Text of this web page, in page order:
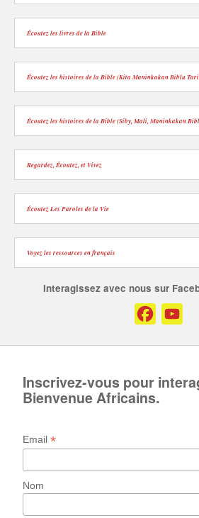
Écoutez les livres de la Bible
Écoutez les histoires de la Bible (Kita Maninkakan Biblu
Écoutez les histoires de la Bible (Siby, Mali, Maninkakan
Regardez, Écoutez, et Vivez
Écoutez Les Paroles de la Vie
Voyez les ressources en français
Interagissez avec nous sur
Facebook
Inscrivez-vous pour
Bienvenue Africains.
Email*
Nom